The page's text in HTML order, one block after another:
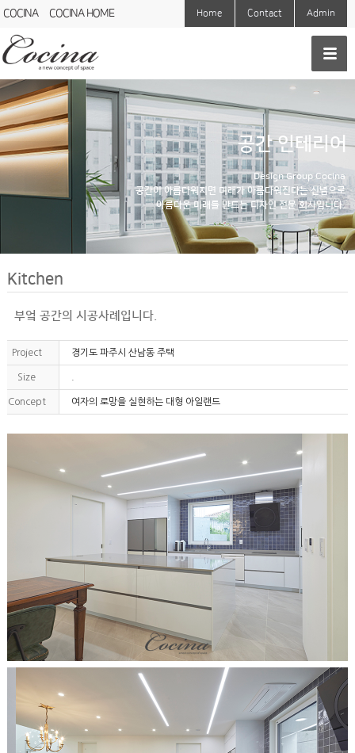
COCINA COCINA HOME Home Contact Admin
공간 인테리어
Design Group Cocina
공간이 아름다워지면 미래가 아름다워진다는 신념으로
아름다운 미래를 만드는 디자인 전문 회사입니다.
Kitchen
부엌 공간의 시공사례입니다.
Project 경기도 파주시 산남동 주택
Size
Concept 여자의 로망을 실현하는 대형 아일랜드